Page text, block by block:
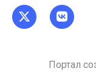
Портал